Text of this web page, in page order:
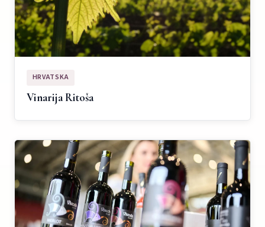
HRVATSKA
Vinarija Ritoša